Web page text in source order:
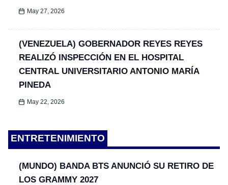
May 27, 2026
(VENEZUELA) GOBERNADOR REYES REYES
REALIZÓ INSPECCIÓN EN EL HOSPITAL
CENTRAL UNIVERSITARIO ANTONIO MARÍA
PINEDA
May 22, 2026
ENTRETENIMIENTO
(MUNDO) BANDA BTS ANUNCIÓ SU RETIRO DE
LOS GRAMMY 2027